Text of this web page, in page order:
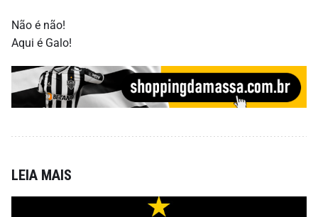
Não é não!
Aqui é Galo!
LEIA MAIS